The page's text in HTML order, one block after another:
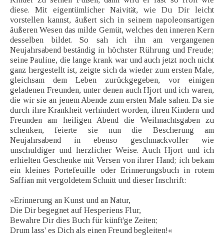
diese. Mit eigentümlicher Naivität, wie Du Dir leicht
vorstellen kannst, äußert sich in seinem napoleonsartigen
äußeren Wesen das milde Gemüt, welches den inneren Kern
desselben bildet. So sah ich ihn am vergangenen
Neujahrsabend beständig in höchster Rührung und Freude;
seine Pauline, die lange krank war und auch jetzt noch nicht
ganz hergestellt ist, zeigte sich da wieder zum ersten Male,
gleichsam dem Leben zurückgegeben, vor einigen
geladenen Freunden, unter denen auch Hjort und ich waren,
die wir sie an jenem Abende zum ersten Male sahen. Da sie
durch ihre Krankheit verhindert worden, ihren Kindern und
Freunden am heiligen Abend die Weihnachtsgaben zu
schenken, feierte sie nun die Bescherung am
Neujahrsabend in ebenso geschmackvoller wie
unschuldiger und herzlicher Weise. Auch Hjort und ich
erhielten Geschenke mit Versen von ihrer Hand; ich bekam
ein kleines Portefeuille oder Erinnerungsbuch in rotem
Saffian mit vergoldetem Schnitt und dieser Inschrift:
»Erinnerung an Kunst und an Natur,
Die Dir begegnet auf Hesperiens Flur,
Bewahre Dir dies Buch für künft'ge Zeiten;
Drum lass' es Dich als einen Freund begleiten!«